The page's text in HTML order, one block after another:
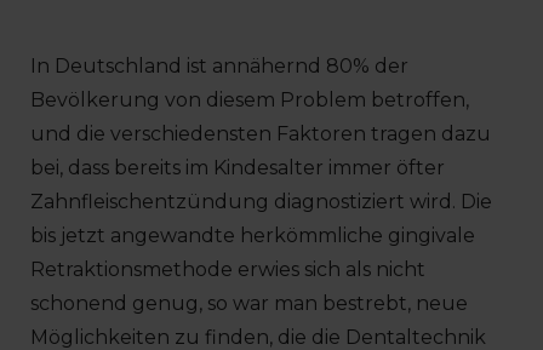
In Deutschland ist annähernd 80% der
Bevölkerung von diesem Problem betroffen,
und die verschiedensten Faktoren tragen dazu
bei, dass bereits im Kindesalter immer öfter
Zahnfleischentzündung diagnostiziert wird. Die
bis jetzt angewandte herkömmliche gingivale
Retraktionsmethode erwies sich als nicht
schonend genug, so war man bestrebt, neue
Möglichkeiten zu finden, die die Dentaltechnik